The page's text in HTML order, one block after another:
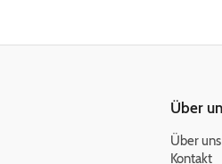
Über
Über uns
Kontakt